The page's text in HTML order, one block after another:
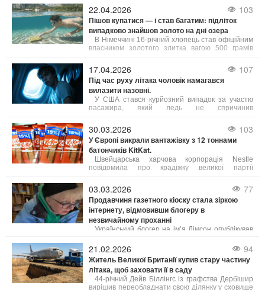
встановили. На нього склали адміністративний
протокол за ст. 173 КУпАП – дрібне хуліганство.
22.04.2026 103
Пішов купатися — і став багатим: підліток
випадково знайшов золото на дні озера
В Німеччині 16-річний хлопець став офіційним
власником золотого злитка вагою 500 грамів
17.04.2026 107
Під час руху літака чоловік намагався
вилазити назовні.
У США стався курйозний випадок за участю
пасажира, який ледь не спричинив
посадковій смузі чоловік раптово відчинив
аварійні двері та намагався вилазити назовні.
30.03.2026 103
У Європі викрали вантажівку з 12 тоннами
батончиків KitKat.
Швейцарська харчова корпорація Nestle
повідомила про крадіжку великої партії
близько 12 тонн. За інформацією DW, інцидент
трапився минулого тижня під час перевезення
продукції.
03.03.2026 77
Продавчиня газетного кіоску стала зіркою
інтернету, відмовивши блогеру в
незвичайному проханні
Український блогер на ім’я Дімсон опублікував
кіоску. У ролику він просить продати йому
журнал «з дівчатами», пояснюючи, що через
відсутність електрики не може дивитися
інтимний контент онлайн.
21.02.2026 94
Житель Великої Британії купив стару частину
літака, щоб заховати її в саду
44-річний Дейв Біллінгс із графства Дербішир
вирішив переобладнати свою ділянку у сховище